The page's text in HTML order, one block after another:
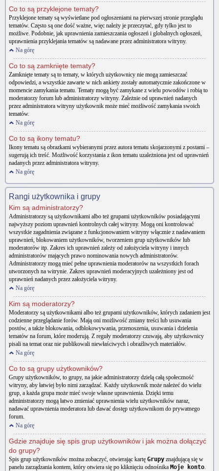
Co to są przyklejone tematy?
Przyklejone tematy są wyświetlane pod ogłoszeniami na pierwszej stronie przeglądu
tematów. Często są one dość ważne, więc należy je przeczytać, gdy tylko jest to
możliwe. Podobnie, jak uprawnienia zamieszczania ogłoszeń i globalnych ogłoszeń,
uprawnienia przyklejania tematów są nadawane przez administratora witryny.
Na górę
Co to są zamknięte tematy?
Zamknięte tematy są to tematy, w których użytkownicy nie mogą zamieszczać
odpowiedzi, a wszystkie zawarte w nich ankiety zostały automatycznie zakończone w
momencie zamykania tematu. Tematy mogą być zamykane z wielu powodów i robią to
moderatorzy forum lub administratorzy witryny. Zależnie od uprawnień nadanych
przez administratora witryny użytkownik może mieć możliwość zamykania swoich
tematów.
Na górę
Co to są ikony tematu?
Ikony tematu są obrazkami wybieranymi przez autora tematu skojarzonymi z postami –
sugerują ich treść. Możliwość korzystania z ikon tematu uzależniona jest od uprawnień
nadanych przez administratora witryny.
Na górę
Rangi użytkownika i grupy
Kim są administratorzy?
Administratorzy są użytkownikami albo też grupami użytkowników posiadającymi
najwyższy poziom uprawnień kontrolnych całej witryny. Mogą oni kontrolować
wszystkie zagadnienia związane z funkcjonowaniem witryny włącznie z nadawaniem
uprawnień, blokowaniem użytkowników, tworzeniem grup użytkowników lub
moderatorów itp. Zakres ich uprawnień zależy od założyciela witryny i innych
administratorów mających prawo nominowania nowych administratorów.
Administratorzy mogą mieć pełne uprawnienia moderatorów na wszystkich forach
utworzonych na witrynie. Zakres uprawnień moderacyjnych uzależniony jest od
uprawnień nadanych przez założyciela witryny.
Na górę
Kim są moderatorzy?
Moderatorzy są użytkownikami albo też grupami użytkowników, których zadaniem jest
codzienne przeglądanie forów. Mają oni możliwość zmiany treści lub usuwania
postów, a także blokowania, odblokowywania, przenoszenia, usuwania i dzielenia
tematów na forum, które moderują. Z reguły moderatorzy czuwają, aby użytkownicy
pisali na temat oraz nie publikowali niewłaściwych i obraźliwych materiałów.
Na górę
Co to są grupy użytkowników?
Grupy użytkowników, to grupy, na jakie administratorzy dzielą całą społeczność
witryny, aby łatwiej było nimi zarządzać. Każdy użytkownik może należeć do wielu
grup, a każda grupa może mieć swoje własne uprawnienia. Dzięki temu
administratorzy mogą łatwo zmieniać uprawnienia wielu użytkowników naraz,
nadawać uprawnienia moderatora lub dawać dostęp użytkownikom do prywatnego
forum.
Na górę
Gdzie znajduje się spis grup użytkowników i jak można dołączyć
do grupy?
Spis grup użytkowników można zobaczyć, otwierając kartę Grupy znajdującą się w
panelu zarządzania kontem, który otwiera się po kliknięciu odnośnika Moje konto.